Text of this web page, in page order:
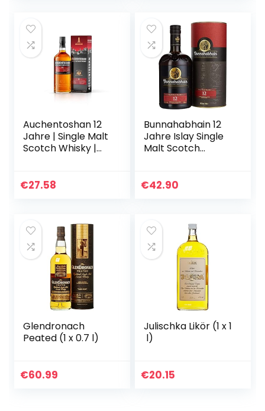
Auchentoshan 12
Jahre | Single Malt
Scotch Whisky |
ung |
€27.58
Bunnahabhain 12
Jahre Islay Single
Malt Scotch
€42.90
Glendronach
Peated (1 x 0.7 l)
€60.99
Julischka Likör (1 x 1
l)
€20.15